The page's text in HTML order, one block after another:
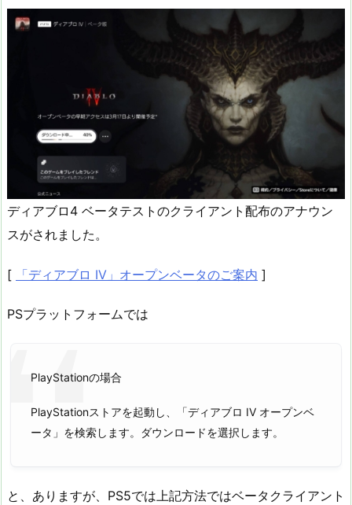
ディアブロ4 ベータテストのクライアント配布のアナウン
スがされました。
[ 「ディアブロ IV」オープンベータのご案内 ]
PSプラットフォームでは
PlayStationの場合
PlayStationストアを起動し、「ディアブロ IV オープンベ
ータ」を検索します。ダウンロードを選択します。
と、ありますが、PS5では上記方法ではベータクライアント